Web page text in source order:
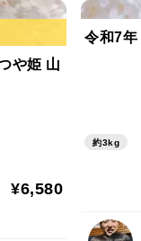
や姫 山
¥6,580
令和7
約3kg